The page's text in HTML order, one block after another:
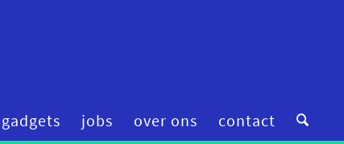
gadgets jobs over ons contact